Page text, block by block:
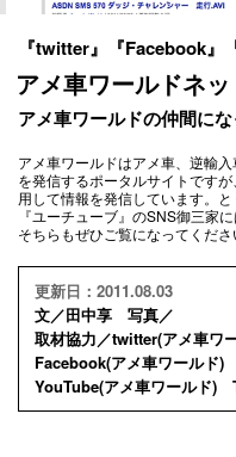
『twitter』『Facebook』
アメ車ワールドネ
アメ車ワールドの仲間に
アメ車ワールドはアメ車、逆輸
を発信するポータルサイトです
用して情報を発信しています。
『ユーチューブ』のSNS御三家
そちらもぜひご覧になってくださ
更新日：2011.08.03
文／田中享 写真／
取材協力／twitter(アメ車
Facebook(アメ車ワール
YouTube(アメ車ワール